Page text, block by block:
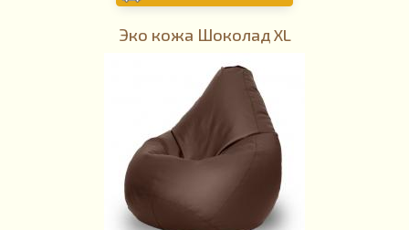
Эко кожа Шоколад XL